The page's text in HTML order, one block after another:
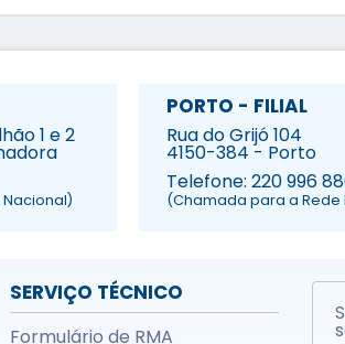
1 e 2
PORTO - FILIAL
Rua do Grijó 104
4150-384 - Porto
Telefone: 220 996
(Chamada para a Rede
SERVIÇO TÉCNICO
Formulário de RMA